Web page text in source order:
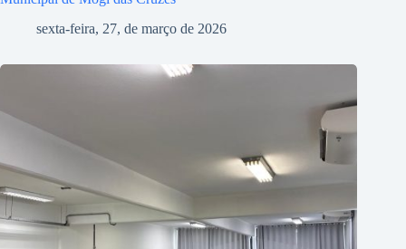
sexta-feira, 27, de março de 2026